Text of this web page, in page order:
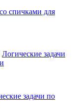
спичками для
Логические задачи
задачи по